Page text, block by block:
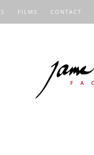
FILMS CONTACT